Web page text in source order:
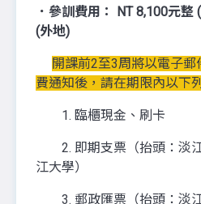
．參訓費用： NT 8,100元整
(外地)
開課前2至3周將以電子
費通知後，請在期限內以下
1. 臨櫃現金、刷卡
2. 即期支票（抬頭：淡
江大學）
3. 郵政匯票（抬頭：淡